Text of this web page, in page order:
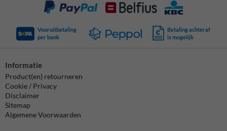
Vooruitbetaling
per bank
Betaling achteraf
is mogelijk
Informatie
Product(en) retourneren
Cookie / Privacy
Disclaimer
Sitemap
Algemene Voorwaarden